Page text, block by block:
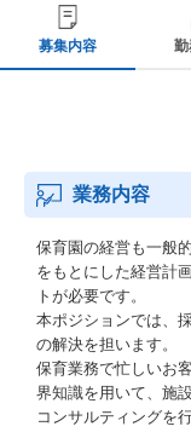
募集内容
業務内容
保育園の経営も一般
をもとにした経営計
トが必要です。
本ポジションでは、
の解決を担います。
保育業務で忙しいお
界知識を用いて、施
コンサルティングを